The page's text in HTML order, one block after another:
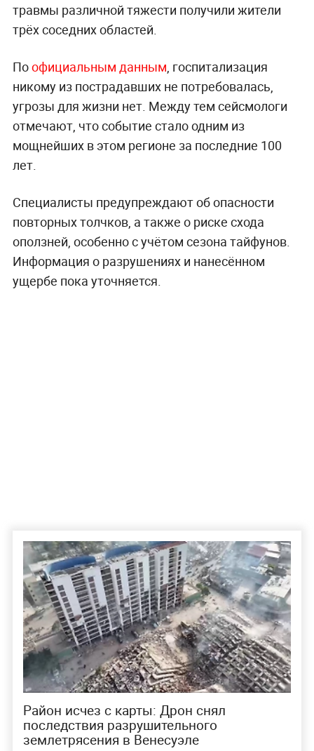
травмы различной тяжести получили жители
трёх соседних областей.
Поофициальным данным , госпитализация
никому из пострадавших не потребовалась,
угрозы для жизни нет. Между тем сейсмологи
отмечают, что событие стало одним из
мощнейших в этом регионе за последние 100
лет.
Специалисты предупреждают об опасности
повторных толчков, а также о риске схода
оползней, особенно с учётом сезона тайфунов.
Информация о разрушениях и нанесённом
ущербе пока уточняется.
Район исчез с карты: Дрон снял
последствия разрушительного
землетрясения в Венесуэле